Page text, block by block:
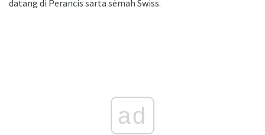
datang di Perancis sarta sémah Swiss.
ad